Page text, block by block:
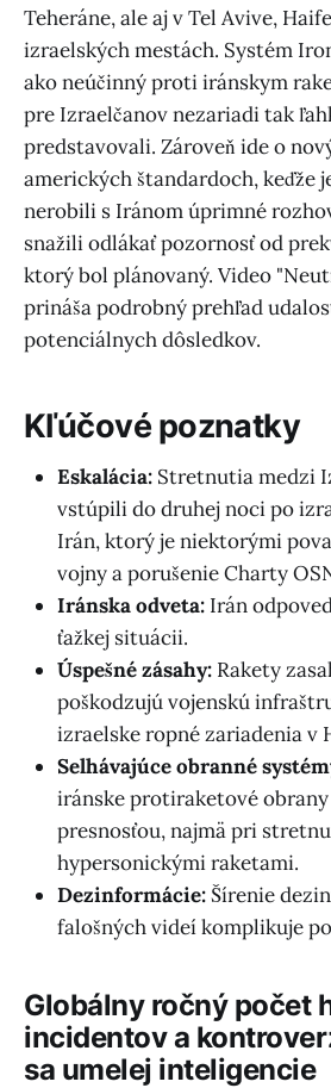
Teheráne, ale aj v Tel Avive,
izraelských mestách. Systém
ako neúčinný proti iránskym
pre Izraelčanov nezariadi tak
predstavovali. Zároveň ide o
amerických štandardoch, keďže
nerobili s Iránom úprimné
snažili odlákať pozornosť od
ktorý bol plánovaný. Video
prináša podrobný prehľad
potenciálnych dôsledkov.
Kľúčové poznatky
Eskalácia: Stretnutia medzi
vstúpili do druhej noci po
Irán, ktorý je niektorými
vojny a porušenie Charty
Iránska odveta: Irán
ťažkej situácii.
Úspešné zásahy: Rakety
poškodzujú vojenskú
izraelske ropné zariadenia v
Selhávajúce obranné
iránske protiraketové
presnosťou, najmä pri
hypersonickými raketami.
Dezinformácie:Šírenie
falošných videí komplikuje
Globálny ročný počet
incidentov a
sa umelej inteligencie